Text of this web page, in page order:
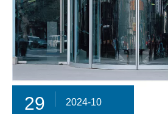
29 2024-10